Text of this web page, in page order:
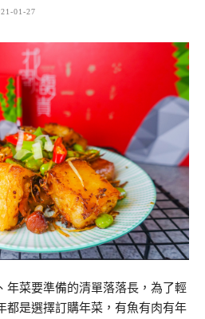
01-27
年菜要準備的清單落落長，為了輕
都是選擇訂購年菜，有魚有肉有年